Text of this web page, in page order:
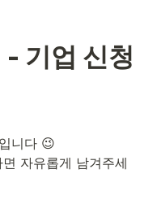
기업 신청
니다 😉
자유롭게 남겨주세